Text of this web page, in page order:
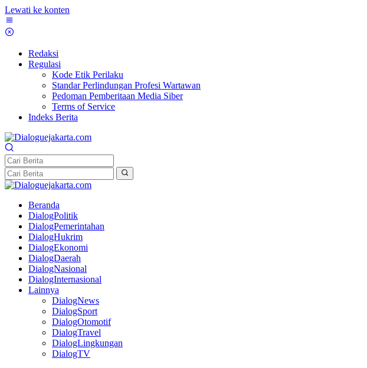
Lewati ke konten
Redaksi
Regulasi
Kode Etik Perilaku
Standar Perlindungan Profesi Wartawan
Pedoman Pemberitaan Media Siber
Terms of Service
Indeks Berita
Beranda
DialogPolitik
DialogPemerintahan
DialogHukrim
DialogEkonomi
DialogDaerah
DialogNasional
DialogInternasional
Lainnya
DialogNews
DialogSport
DialogOtomotif
DialogTravel
DialogLingkungan
DialogTV